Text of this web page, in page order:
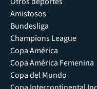
Amistosos
Bundesliga
Champions League
Copa América
Copa América Femenina
Copa del Mundo